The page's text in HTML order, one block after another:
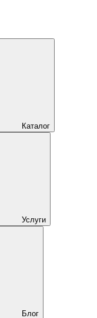
Каталог
Услуги
Блог